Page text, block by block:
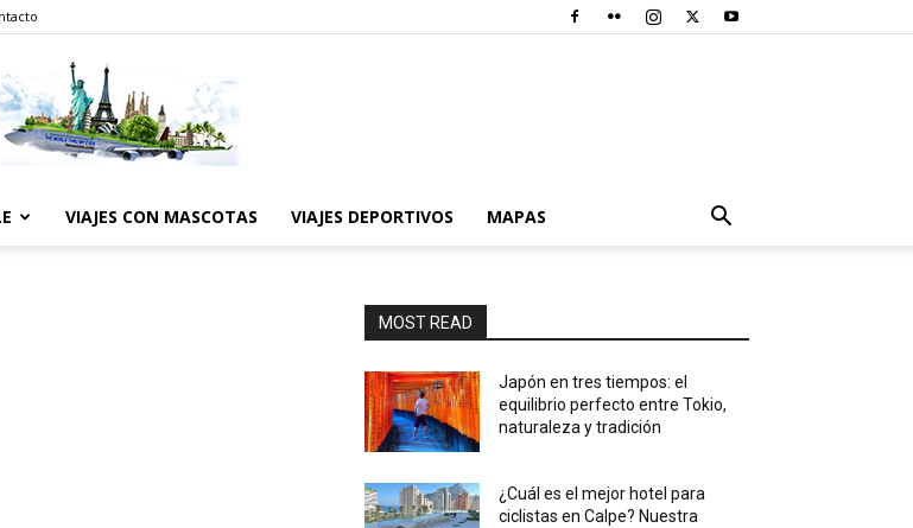
VIAJES CON MASCOTAS VIAJES DEPORTIVOS MAPAS
MOST READ
Japón en tres tiempos: el
equilibrio perfecto entre Tokio,
naturaleza y tradición
¿Cuál es el mejor hotel para
ciclistas en Calpe? Nuestra